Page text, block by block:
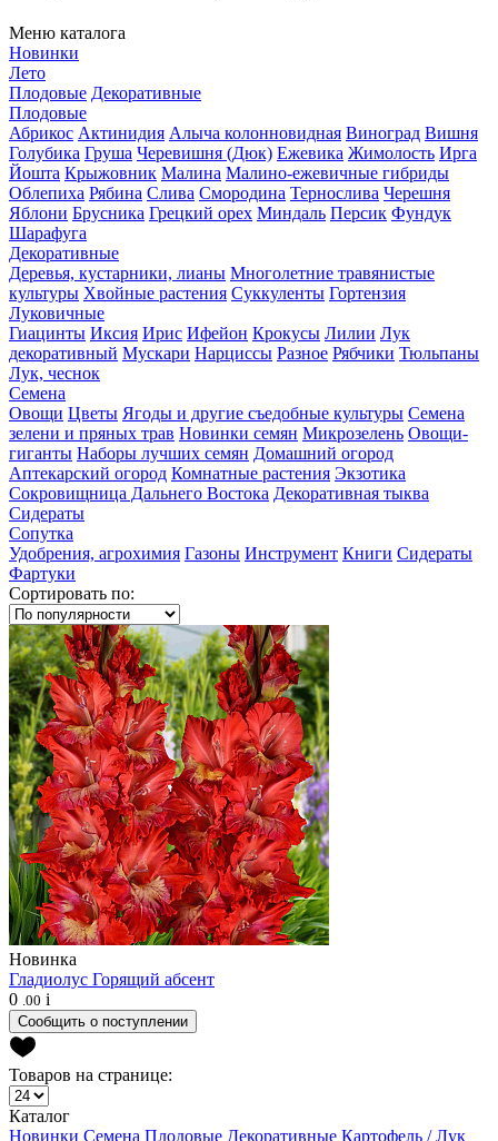
Меню каталога
Новинки
Лето
Плодовые Декоративные
Плодовые
Абрикос Актинидия Алыча колонновидная Виноград Вишня
Голубика Груша Черевишня (Дюк) Ежевика Жимолость Ирга
Йошта Крыжовник Малина Малино-ежевичные гибриды
Облепиха Рябина Слива Смородина Тернослива Черешня
Яблони Брусника Грецкий орех Миндаль Персик Фундук
Шарафуга
Декоративные
Деревья, кустарники, лианы Многолетние травянистые
культуры Хвойные растения Суккуленты Гортензия
Луковичные
Гиацинты Иксия Ирис Ифейон Крокусы Лилии Лук
декоративный Мускари Нарциссы Разное Рябчики Тюльпаны
Лук, чеснок
Семена
Овощи Цветы Ягоды и другие съедобные культуры Семена
зелени и пряных трав Новинки семян Микрозелень Овощи-
гиганты Наборы лучших семян Домашний огород
Аптекарский огород Комнатные растения Экзотика
Сокровищница Дальнего Востока Декоративная тыква
Сидераты
Сопутка
Удобрения, агрохимия Газоны Инструмент Книги Сидераты
Фартуки
Сортировать по:
Новинка
Гладиолус Горящий абсент
0 .00 i
Сообщить о поступлении
Товаров на странице:
Каталог
Новинки Семена Плодовые Декоративные Картофель / Лук